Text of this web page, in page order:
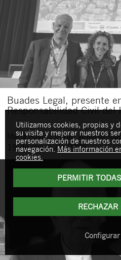
Buades Legal, presente
Responsabilidad Civil del
MartaRossell Garau Antonio
19 de mayo de 2026
Utilizamos cookies, propias y
su visita y mejorar nuestros
personalización de nuestros
navegación.Más información
cookies.
PERMITIR